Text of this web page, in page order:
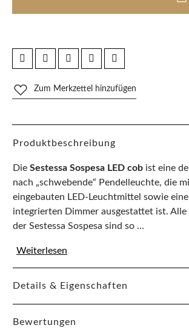
Zum Merkzettel hinzufügen
Produktbeschreibung
Die Sestessa Sospesa LED cob ist eine
nach „schwebende“ Pendelleuchte, die
eingebauten LED-Leuchtmittel sowie
integrierten Dimmer ausgestattet ist. Alle
der Sestessa Sospesa sind so ...
Weiterlesen
Details & Eigenschaften
Bewertungen